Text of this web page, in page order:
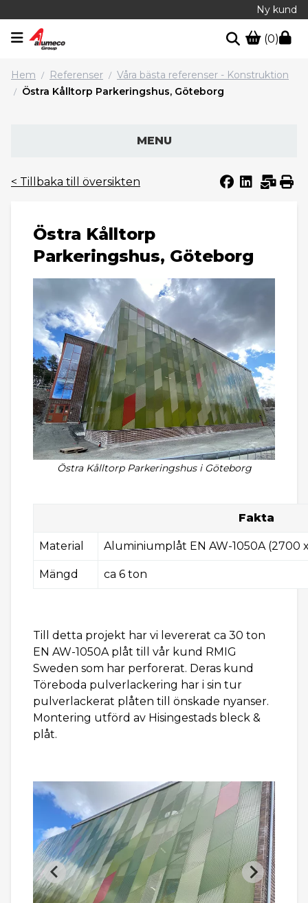
Ny kund
(0)
Hem / Referenser / Våra bästa referenser - Konstruktion
/ Östra Kålltorp Parkeringshus, Göteborg
MENU
< Tillbaka till översikten
Östra Kålltorp
Parkeringshus, Göteborg
Östra Kålltorp Parkeringshus i Göteborg
Fakta
Material Aluminiumplåt EN AW-1050A (2700
Mängd ca 6 ton
Till detta projekt har vi levererat ca 30 ton
EN AW-1050A plåt till vår kund RMIG
Sweden som har perforerat. Deras kund
Töreboda pulverlackering har i sin tur
pulverlackerat plåten till önskade nyanser.
Montering utförd av Hisingestads bleck &
plåt.